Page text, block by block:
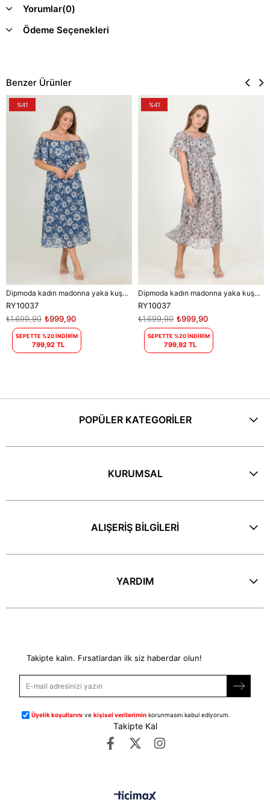
Yorumlar(0)
Ödeme Seçenekleri
Benzer Ürünler
Dipmoda kadın madonna yaka kuşaklı desenli şifon elbise RY10037
RY10037
₺999,90
₺1.699,90
SEPETTE %20 İNDİRİM
799,92 TL
%41
Dipmoda kadın madonna yaka kuşaklı desenli şifon elbise RY10037
RY10037
₺999,90
₺1.699,90
SEPETTE %20 İNDİRİM
799,92 TL
%41
POPÜLER KATEGORİLER
KURUMSAL
ALIŞERİŞ BİLGİLERİ
YARDIM
Takipte kalın. Fırsatlardan ilk siz haberdar olun!
Üyelik koşullarını vekişisel verilerimin korunmasını kabul ediyorum.
Takipte Kal